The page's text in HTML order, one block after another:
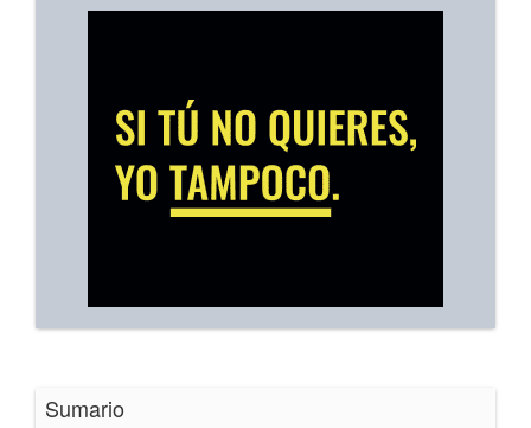
Sumario